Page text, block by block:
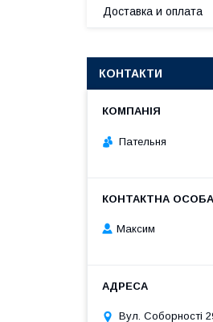
Доставка и оплата
КОНТАКТИ
Пательня
Максим
Вул. Соборності